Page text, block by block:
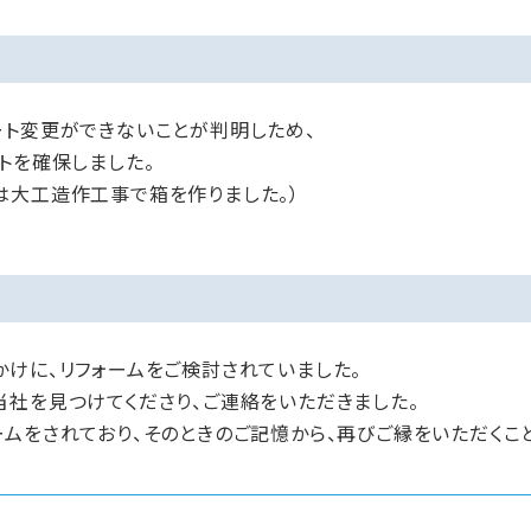
変更ができないことが判明しため、
を確保しました。
工造作工事で箱を作りました。）
に、リフォームをご検討されていました。
を見つけてくださり、ご連絡をいただきました。
されており、そのときのご記憶から、再びご縁をいただくこ